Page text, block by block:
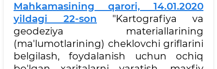
Mahkamasining qarori, 14.01.2020
yildagi 22-son "Kartografiya va
geodeziya materiallarining
(ma'lumotlarining) cheklovchi griflarini
belgilash, foydalanish uchun ochiq